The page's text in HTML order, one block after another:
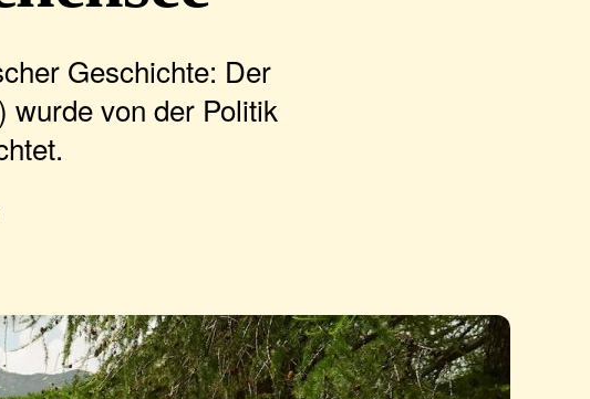
Geschichte: Der
wurde von der Politik